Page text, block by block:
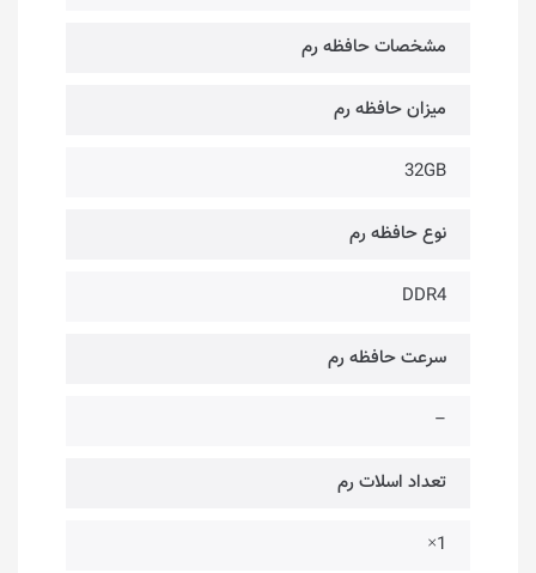
مشخصات حافظه رم
میزان حافظه رم
32GB
نوع حافظه رم
DDR4
سرعت حافظه رم
–
تعداد اسلات رم
1×